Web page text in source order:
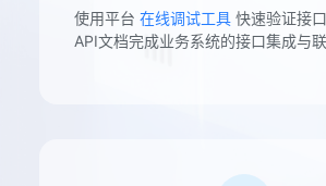
使用平台 在线调试工具 快速验证接
API文档完成业务系统的接口集成与联